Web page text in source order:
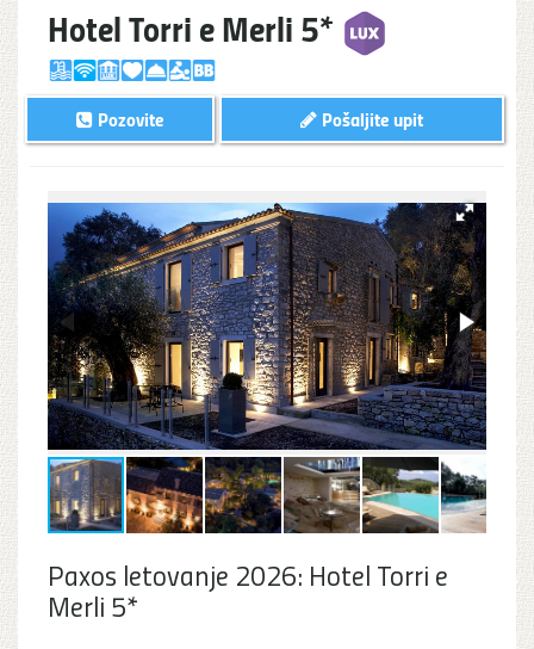
Hotel Torri e Merli 5*
Pošaljite upit
Pozovite
Paxos letovanje 2026: Hotel Torri e
Merli 5*